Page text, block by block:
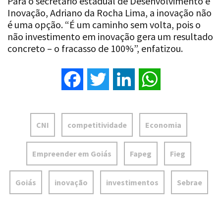
Inovação, Adriano da Rocha Lima, a inovação não
é uma opção. “É um caminho sem volta, pois o
não investimento em inovação gera um resultado
concreto – o fracasso de 100%”, enfatizou.
Facebook Twitter LinkedIn
CNI competitividade Economia
Empreender em Goiás Fapeg Fieg
Goiás inovação investimentos Sebrae